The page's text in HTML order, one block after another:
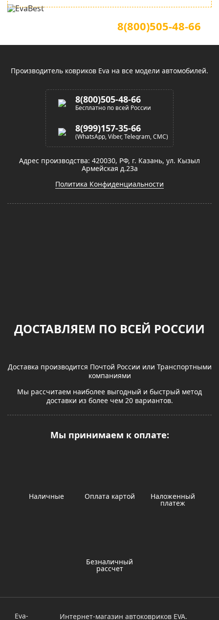
8(800)505-48-66
Производитель ковриков Eva на все модели автомобилей.
8(800)505-48-66
Бесплатно по всей России
8(999)157-35-66
(WhatsApp, Viber, Telegram, СМС)
Адрес производства: 420030, РФ, г. Казань, ул. Кызыл
Армейская д.23а
Политика Конфиденциальности
ДОСТАВЛЯЕМ ПО ВСЕЙ РОССИИ
Доставка производится Почтой России или Транспортными
компаниями
Мы рассчитаем наиболее выгодный и быстрый метод
доставки из более чем 20 вариантов.
Мы принимаем к оплате:
Наличные Оплата картой Наложенный
платеж
Безналичный
рассчет
Eva-
Интернет-магазин автоковриков EVA.